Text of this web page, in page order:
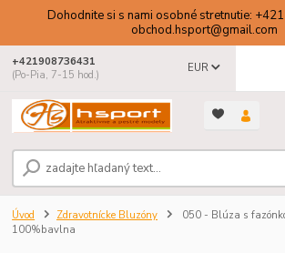
Dohodnite si s nami osobné stretnutie:
obchod.hsport@gmail.com
EUR
+421908736431
(Po-Pia, 7-15 hod.)
Úvod Zdravotnícke Bluzóny
050 - Blúza s
100%bavlna